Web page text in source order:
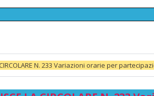
CIRCOLARE N. 233 Variazioni orarie per